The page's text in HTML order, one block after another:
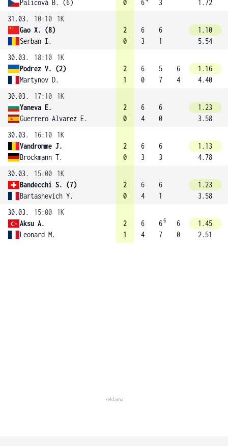
Palicová B. (6) 0 6 3
1.72
31.03.
10:10
1K
Gao X. (8)
Serban I.
2
0
6
3
6
1
1.10
5.54
30.03.
18:10
1K
Podrez V. (2)
Martynov D.
2
1
6
0
5
7
6
4
1.16
4.40
30.03.
17:10
1K
Yaneva E.
Guerrero Alvarez E.
2
0
6
4
6
0
1.23
3.58
30.03.
16:10
1K
Vandromme J.
Brockmann T.
2
0
6
3
6
3
1.13
4.78
30.03.
15:00
1K
Bandecchi S. (7)
Bartashevich Y.
2
0
6
4
6
1
1.23
3.58
30.03.
15:00
1K
Aksu A.
Leonard M.
2
1
6
4
66
7
6
0
1.45
2.51